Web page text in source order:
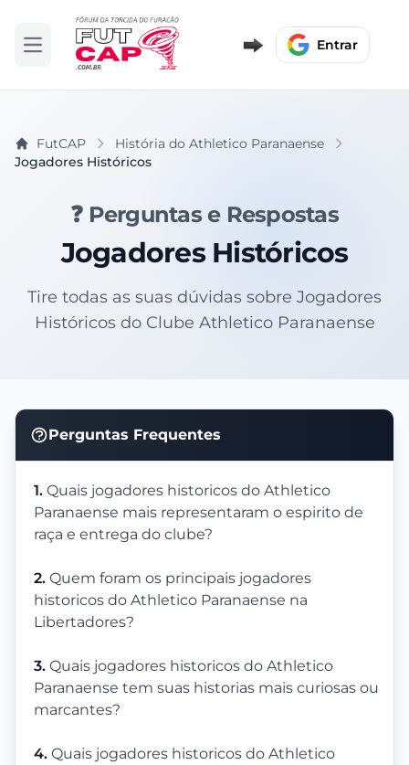
Abrir menu Entrar
FutCAP
História do Athletico Paranaense
Jogadores Históricos
❓ Perguntas e Respostas
Jogadores Históricos
Tire todas as suas dúvidas sobre Jogadores
Históricos do Clube Athletico Paranaense
Perguntas Frequentes
1. Quais jogadores historicos do Athletico
Paranaense mais representaram o espirito de
raça e entrega do clube?
2. Quem foram os principais jogadores
historicos do Athletico Paranaense na
Libertadores?
3. Quais jogadores historicos do Athletico
Paranaense tem suas historias mais curiosas ou
marcantes?
4. Quais jogadores historicos do Athletico